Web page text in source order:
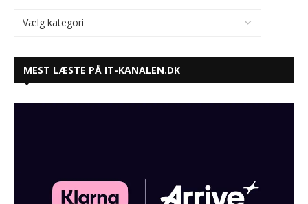
MEST LÆSTE PÅ IT-KANALEN.DK